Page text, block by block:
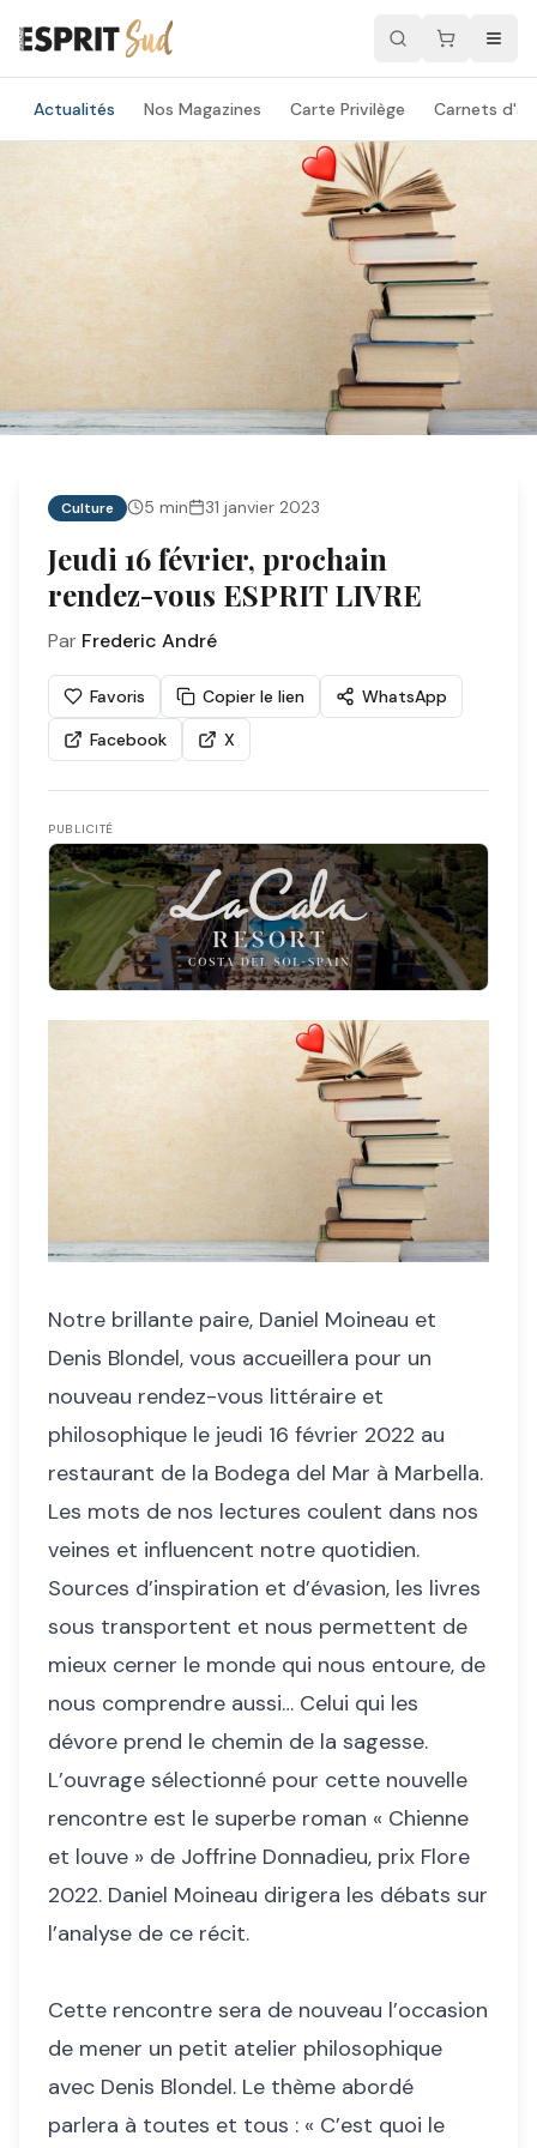
Actualités Nos Magazines Carte Privilège Carnets
Culture 5 min 31 janvier 2023
Jeudi 16 février, prochain
rendez-vous ESPRIT LIVRE
Par Frederic André
Favoris Copier le lien
WhatsApp
Facebook
X
PUBLICITÉ
Notre brillante paire, Daniel Moineau et
Denis Blondel, vous accueillera pour un
nouveau rendez-vous littéraire et
philosophique le jeudi 16 février 2022 au
restaurant de la Bodega del Mar à Marbella.
Les mots de nos lectures coulent dans nos
veines et influencent notre quotidien.
Sources d’inspiration et d’évasion, les livres
sous transportent et nous permettent de
mieux cerner le monde qui nous entoure, de
nous comprendre aussi… Celui qui les
dévore prend le chemin de la sagesse.
L’ouvrage sélectionné pour cette nouvelle
rencontre est le superbe roman « Chienne
et louve » de Joffrine Donnadieu, prix Flore
2022. Daniel Moineau dirigera les débats sur
l’analyse de ce récit.
Cette rencontre sera de nouveau l’occasion
de mener un petit atelier philosophique
avec Denis Blondel. Le thème abordé
parlera à toutes et tous : « C’est quoi le